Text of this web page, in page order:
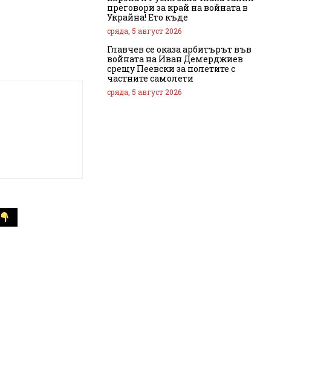
преговори за край на войната в
Украйна! Ето къде
сряда, 5 август 2026
Главчев се оказа арбитърът във
войната на Иван Демерджиев
срещу Пеевски за полетите с
частните самолети
сряда, 5 август 2026